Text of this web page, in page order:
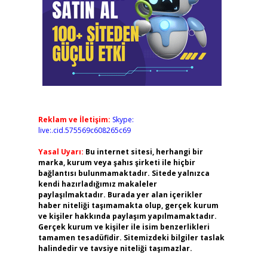
Reklam ve İletişim: Skype:
live:.cid.575569c608265c69
Yasal Uyarı: Bu internet sitesi, herhangi bir
marka, kurum veya şahıs şirketi ile hiçbir
bağlantısı bulunmamaktadır. Sitede yalnızca
kendi hazırladığımız makaleler
paylaşılmaktadır. Burada yer alan içerikler
haber niteliği taşımamakta olup, gerçek kurum
ve kişiler hakkında paylaşım yapılmamaktadır.
Gerçek kurum ve kişiler ile isim benzerlikleri
tamamen tesadüfidir. Sitemizdeki bilgiler taslak
halindedir ve tavsiye niteliği taşımazlar.